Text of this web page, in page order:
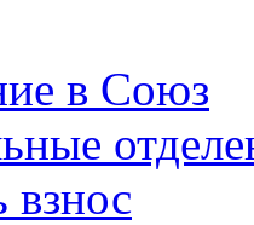
в Союз
взнос